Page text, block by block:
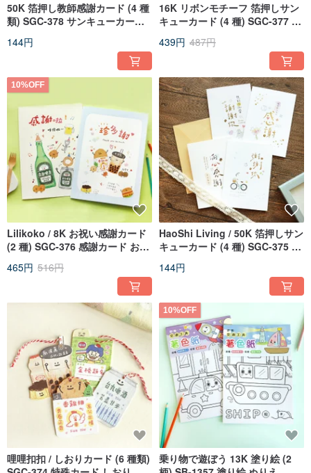
50K 箔押し教師感謝カード (4 種
類) SGC-378 サンキューカード
144円
16K リボンモチーフ 箔押しサン
キューカード (4 種) SGC-377 サ
カード 多目的カード
439円 487円
10%OFF
Lilikoko / 8K お祝い感謝カード
(2 種) SGC-376 感謝カード お祝
465円 516円
HaoShi Living / 50K 箔押しサン
キューカード (4 種) SGC-375 サ
カード 万能カード
144円
哩哩扣扣 / しおりカード (6 種類)
10%OFF
乗り物で遊ぼう 13K 塗り絵 (2